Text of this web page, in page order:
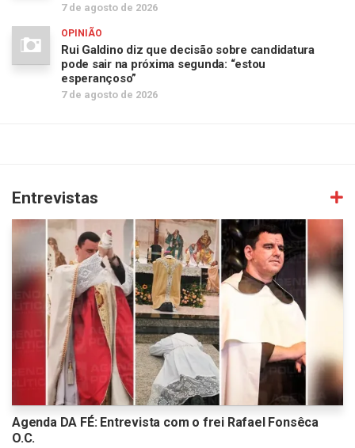
7 de agosto de 2026
OPINIÃO
Rui Galdino diz que decisão sobre candidatura
pode sair na próxima segunda: “estou
esperançoso”
7 de agosto de 2026
Entrevistas
Agenda DA FÉ: Entrevista com o frei Rafael Fonsêca
O.C.